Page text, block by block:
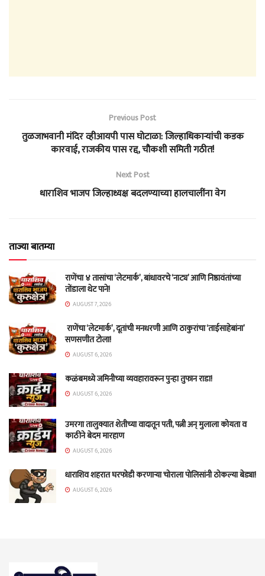
Previous Post
तुळजाभवानी मंदिर व्हीआयपी पास घोटाळा: जिल्हाधिकाऱ्यांची कडक
कारवाई, राजकीय पास रद्द, चौकशी समिती गठीत!
Next Post
धाराशिव भाजप जिल्हाध्यक्ष बदलण्याच्या हालचालींना वेग
ताज्या बातम्या
राणेंचा ४ तासांचा ‘लेटमार्क’, बांधावरचे ‘नाट्य’ आणि निष्ठावंतांच्या
तोंडाला थेट पाने!
AUGUST 7, 2026
राणेंचा ‘लेटमार्क’, दूतांची मनधरणी आणि ठाकुरांचा ‘ताईसाहेबांना’
सणसणीत टोला!
AUGUST 6, 2026
कळंबमध्ये जमिनीच्या व्यवहारावरून पुन्हा तुफान राडा!
AUGUST 6, 2026
उमरगा तालुक्यात शेतीच्या वादातून पती, पत्नी अन् मुलाला कोयता व
काठीने बेदम मारहाण
AUGUST 6, 2026
धाराशिव शहरात घरफोडी करणाऱ्या चोराला पोलिसांनी ठोकल्या बेड्या!
AUGUST 6, 2026